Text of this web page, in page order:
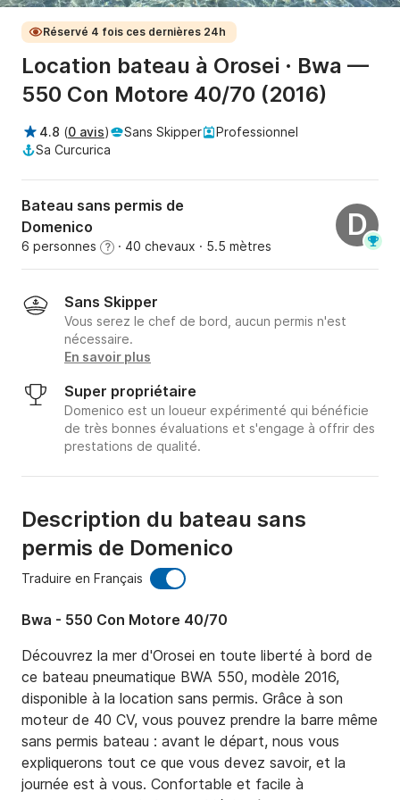
Réservé 4 fois ces dernières 24h
Location bateau à Orosei · Bwa —
550 Con Motore 40/70 (2016)
4.8 (0 avis) Sans Skipper
Professionnel
Sa Curcurica
Bateau sans permis de
Domenico
6 personnes ? · 40 chevaux · 5.5 mètres
D
Sans Skipper
Vous serez le chef de bord, aucun permis n'est
nécessaire.
En savoir plus
Super propriétaire
Domenico est un loueur expérimenté qui bénéficie
de très bonnes évaluations et s'engage à offrir des
prestations de qualité.
Description du bateau sans
permis de Domenico
Traduire en Français
Bwa - 550 Con Motore 40/70
Découvrez la mer d'Orosei en toute liberté à bord de
ce bateau pneumatique BWA 550, modèle 2016,
disponible à la location sans permis. Grâce à son
moteur de 40 CV, vous pouvez prendre la barre même
sans permis bateau : avant le départ, nous vous
expliquerons tout ce que vous devez savoir, et la
journée est à vous. Confortable et facile à